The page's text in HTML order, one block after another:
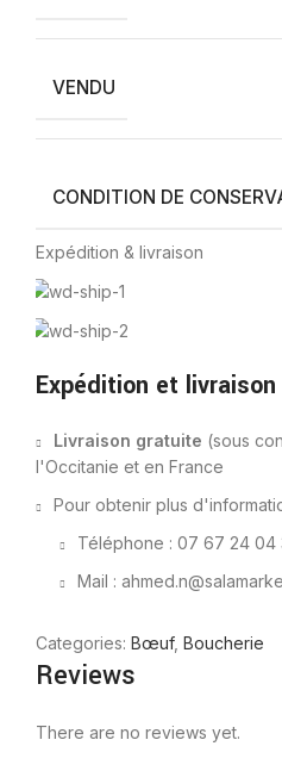
VENDU
CONDITION DE
Expédition & livraison
Expédition et livraison
Livraison gratuite (sous
l'Occitanie et en France
Pour obtenir plus
Téléphone : 07 67 24 04
Mail :
Categories: Bœuf, Boucherie
Reviews
There are no reviews yet.